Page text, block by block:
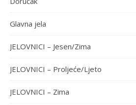
Glavna jela
JELOVNICI – Jesen/Zima
JELOVNICI – Proljeće/Ljeto
JELOVNICI – Zima